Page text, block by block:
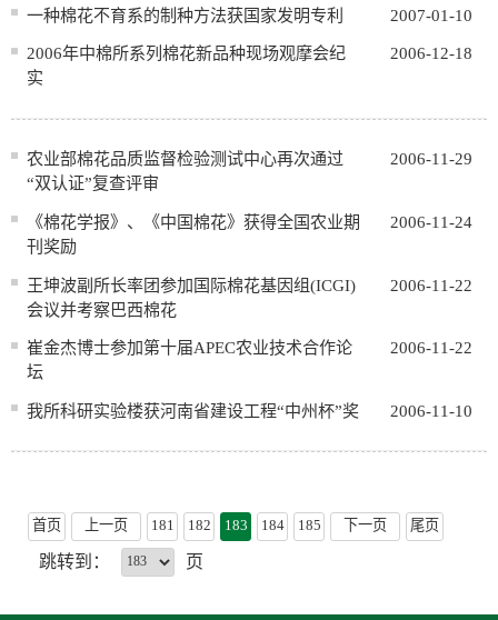
一种棉花不育系的制种方法获国家发明专利 2007-01-10
2006年中棉所系列棉花新品种现场观摩会纪
实
2006-12-18
农业部棉花品质监督检验测试中心再次通过
“双认证”复查评审
2006-11-29
《棉花学报》、《中国棉花》获得全国农业期
刊奖励
2006-11-24
王坤波副所长率团参加国际棉花基因组(ICGI)
会议并考察巴西棉花
2006-11-22
崔金杰博士参加第十届APEC农业技术合作论
坛
2006-11-22
我所科研实验楼获河南省建设工程“中州杯”奖 2006-11-10
首页 上一页 181 182 183 184 185 下一页 尾页
跳转到： 页